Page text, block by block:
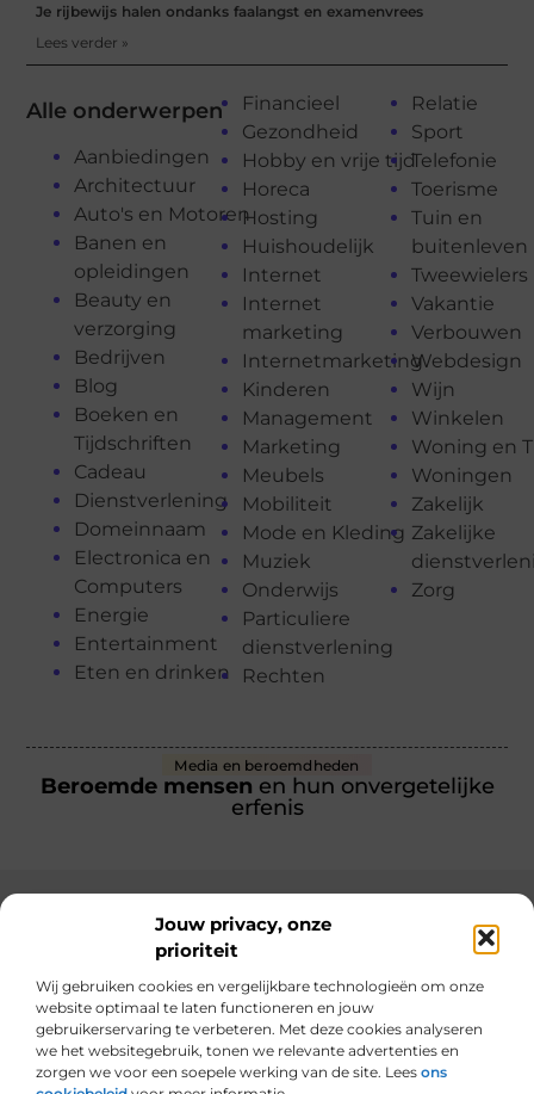
Jouw privacy, onze
prioriteit
Wij gebruiken cookies en vergelijkbare technologieën om onze
website optimaal te laten functioneren en jouw
gebruikerservaring te verbeteren. Met deze cookies analyseren
we het websitegebruik, tonen we relevante advertenties en
zorgen we voor een soepele werking van de site. Lees ons
Alle onderwerpen
Aanbiedingen
Architectuur
Auto's en Motoren
Banen en
opleidingen
Beauty en
verzorging
Bedrijven
Blog
Boeken en
Tijdschriften
Cadeau
Dienstverlening
Domeinnaam
Electronica en
Computers
Energie
Entertainment
Eten en drinken
Financieel
Gezondheid
Hobby en vrije tijd
Horeca
Hosting
Huishoudelijk
Internet
Internet
marketing
Internetmarketing
Kinderen
Management
Marketing
Meubels
Mobiliteit
Mode en Kleding
Muziek
Onderwijs
Particuliere
dienstverlening
Rechten
Relatie
Sport
Telefonie
Toerisme
Tuin en
buitenleven
Tweewielers
Vakantie
Verbouwen
Webdesign
Wijn
Winkelen
Woning en
Woningen
Zakelijk
Zakelijke
Zorg
Je rijbewijs halen ondanks faalangst en examenvrees
Lees verder »
Media en beroemdheden
Beroemde mensen en hun onvergetelijke
erfenis